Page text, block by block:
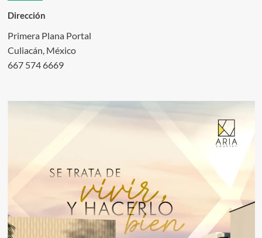
Dirección
Primera Plana Portal
Culiacán, México
667 574 6669